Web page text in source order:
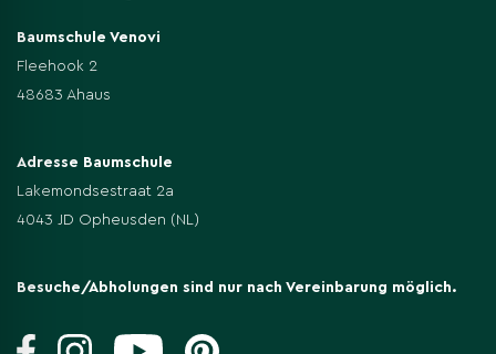
Baumschule Venovi
Fleehook 2
48683 Ahaus
Adresse Baumschule
Lakemondsestraat 2a
4043 JD Opheusden (NL)
Besuche/Abholungen sind nur nach Vereinbarung möglich.